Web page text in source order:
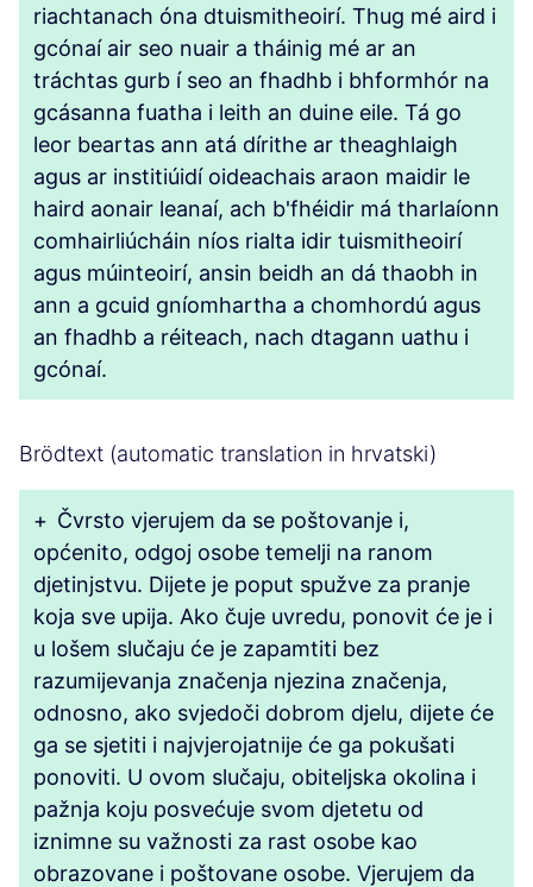
riachtanach óna dtuismitheoirí. Thug mé aird i
gcónaí air seo nuair a tháinig mé ar an
tráchtas gurb í seo an fhadhb i bhformhór na
gcásanna fuatha i leith an duine eile. Tá go
leor beartas ann atá dírithe ar theaghlaigh
agus ar institiúidí oideachais araon maidir le
haird aonair leanaí, ach b'fhéidir má tharlaíonn
comhairliúcháin níos rialta idir tuismitheoirí
agus múinteoirí, ansin beidh an dá thaobh in
ann a gcuid gníomhartha a chomhordú agus
an fhadhb a réiteach, nach dtagann uathu i
gcónaí.
Brödtext (automatic translation in hrvatski)
+ Čvrsto vjerujem da se poštovanje i,
općenito, odgoj osobe temelji na ranom
djetinjstvu. Dijete je poput spužve za pranje
koja sve upija. Ako čuje uvredu, ponovit će je i
u lošem slučaju će je zapamtiti bez
razumijevanja značenja njezina značenja,
odnosno, ako svjedoči dobrom djelu, dijete će
ga se sjetiti i najvjerojatnije će ga pokušati
ponoviti. U ovom slučaju, obiteljska okolina i
pažnja koju posvećuje svom djetetu od
iznimne su važnosti za rast osobe kao
obrazovane i poštovane osobe. Vjerujem da